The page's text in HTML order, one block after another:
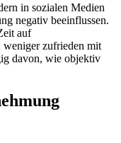
in sozialen Medien
negativ beeinflussen.
auf
weniger zufrieden mit
davon, wie objektiv